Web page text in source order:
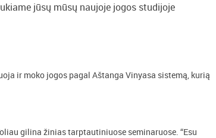
jūsų mūsų naujoje jogos studijoje
ir moko jogos pagal Aštanga Vinyasa sistemą, kurią
gilina žinias tarptautiniuose seminaruose. “Esu